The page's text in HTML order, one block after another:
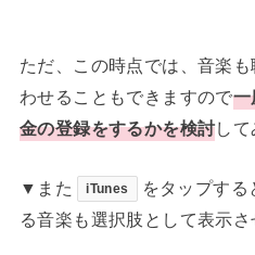
ただ、この時点では、音楽
わせることもできますので一
金の登録をするかを検討して
▼また iTunes
をタップす
る音楽も選択肢として表示さ